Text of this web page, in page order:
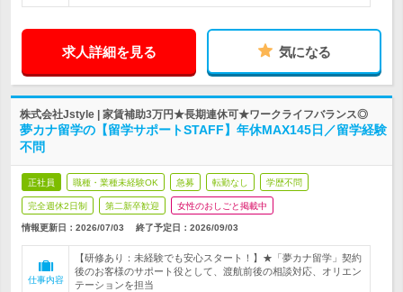
求人詳細を見る 気になる
株式会社Jstyle | 家賃補助3万円★長期連休可★ワークライフバランス◎
夢カナ留学の【留学サポートSTAFF】年休MAX145日／留学経験
不問
正社員 職種・業種未経験OK 急募 転勤なし 学歴不問
完全週休2日制 第二新卒歓迎 女性のおしごと掲載中
情報更新日：2026/07/03 終了予定日： 2026/09/03
仕事内容
【研修あり：未経験でも安心スタート！】★「夢カナ留学」契約
後のお客様のサポート役として、渡航前後の相談対応、オリエン
テーションを担当